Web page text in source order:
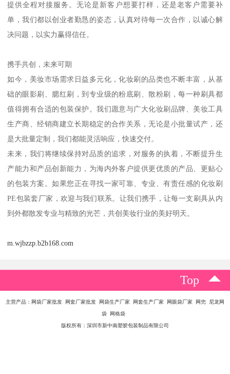
有一支专业的操作技术团队，他们熟练掌握了从原料筛选、模具调
试到成品检验的每一个环节，确保每一批产品都符合高标准要求。
正因为有扎实的设备基础和技术支撑，我们才能够承接各类复杂订
套，还是带封口设计、镂空设计、挂孔设计等特殊款式，我们都能
高效完成生产，保证交货质量与时效。
我们始终坚信，“信誉是根本，品质是生命，效益是目的”是公司发展
的基石。在化妆刷PE包装套的生产过程中，我们严把原料关，选用
环保、无毒、无异味的PE材料，确保包装套对人体无害，同时具备